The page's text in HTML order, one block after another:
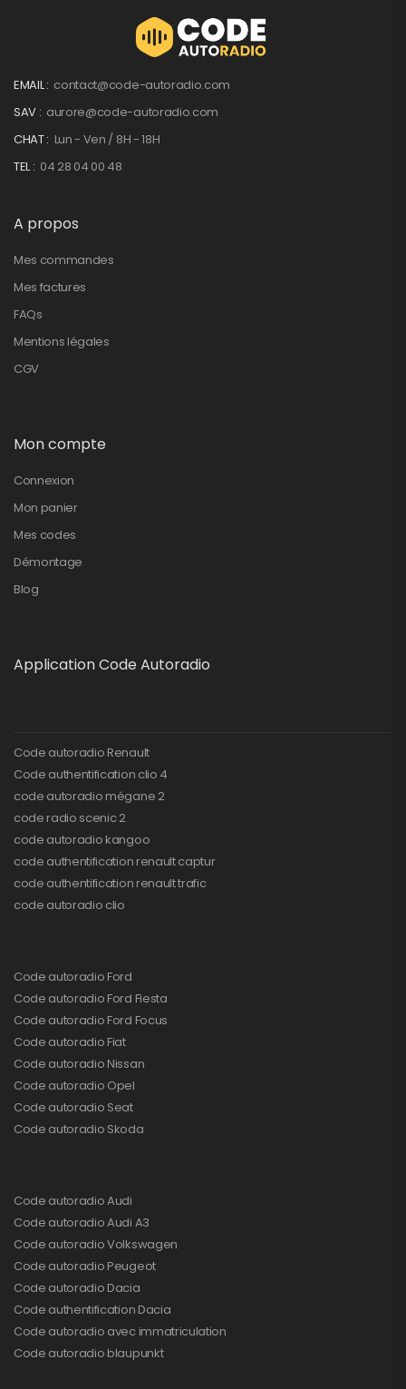
EMAIL : contact@code-autoradio.com
SAV : aurore@code-autoradio.com
CHAT : Lun - Ven / 8H - 18H
TEL : 04 28 04 00 48
A propos
Mes commandes
Mes factures
FAQs
Mentions légales
CGV
Mon compte
Connexion
Mon panier
Mes codes
Démontage
Blog
Application Code Autoradio
Code autoradio Renault
Code authentification clio 4
code autoradio mégane 2
code radio scenic 2
code autoradio kangoo
code authentification renault captur
code authentification renault trafic
code autoradio clio
Code autoradio Ford
Code autoradio Ford Fiesta
Code autoradio Ford Focus
Code autoradio Fiat
Code autoradio Nissan
Code autoradio Opel
Code autoradio Seat
Code autoradio Skoda
Code autoradio Audi
Code autoradio Audi A3
Code autoradio Volkswagen
Code autoradio Peugeot
Code autoradio Dacia
Code authentification Dacia
Code autoradio avec immatriculation
Code autoradio blaupunkt